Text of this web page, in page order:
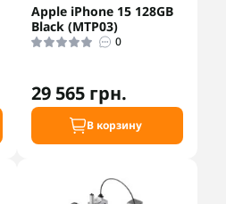
Apple iPhone 15 128GB
Black (MTP03)
0
29 565 грн.
В корзину